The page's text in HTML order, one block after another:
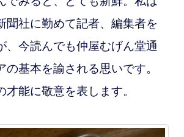
聞社に勤めて記者、編集者を
、今読んでも仲屋むげん堂通
の基本を諭される思いです。
才能に敬意を表します。